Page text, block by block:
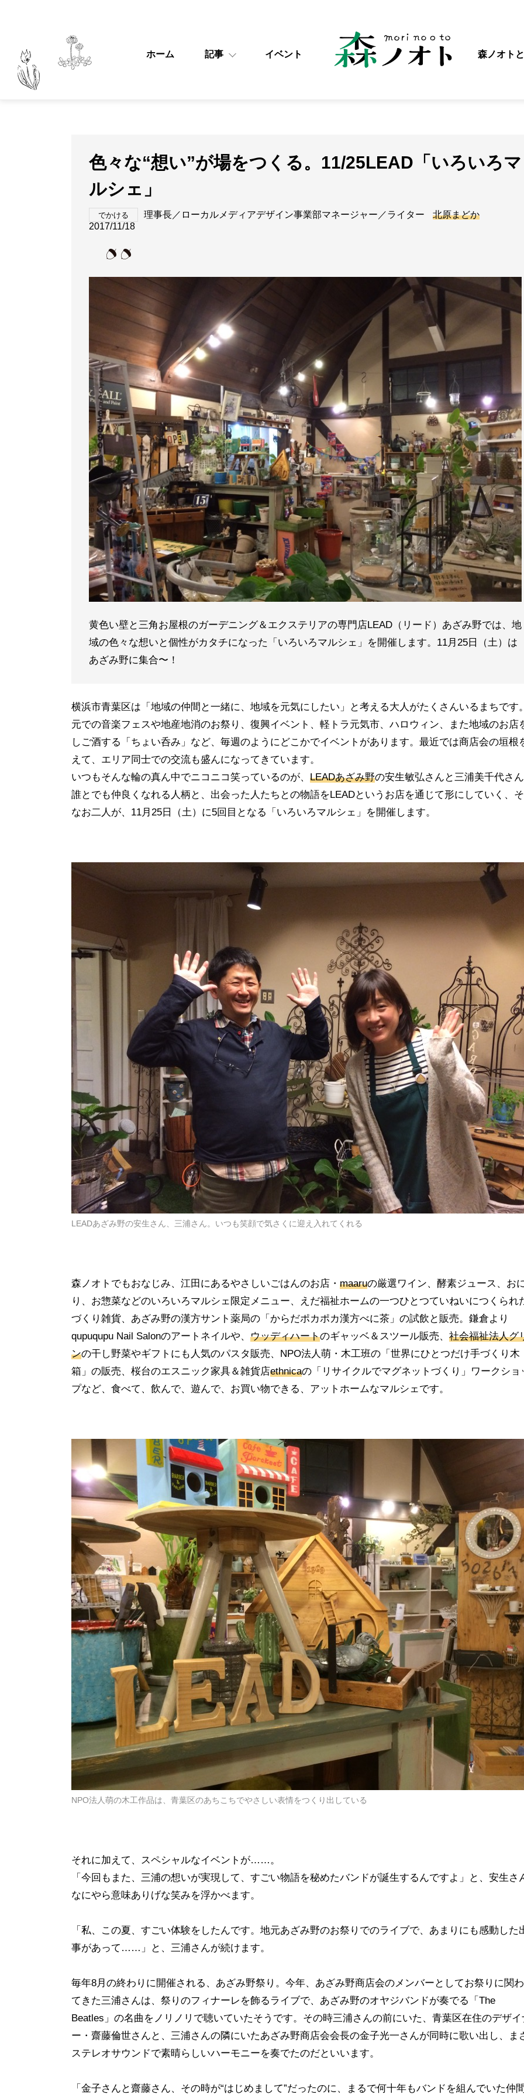
ホーム 記事 イベント 森ノオト
色々な“想い”が場をつくる。11/25LEAD「いろいろマ
ルシェ」
でかける 理事長／ローカルメディアデザイン事業部マネージャー／ライター
北原まどか
2017/11/18
黄色い壁と三角お屋根のガーデニング＆エクステリアの専門店LEAD（リード）あざみ野では、地
域の色々な想いと個性がカタチになった「いろいろマルシェ」を開催します。11月25日（土）は
あざみ野に集合〜！
横浜市青葉区は「地域の仲間と一緒に、地域を元気にしたい」と考える大人がたくさんいるまちです
元での音楽フェスや地産地消のお祭り、復興イベント、軽トラ元気市、ハロウィン、また地域のお店
しご酒する「ちょい呑み」など、毎週のようにどこかでイベントがあります。最近では商店会の垣根
えて、エリア同士での交流も盛んになってきています。
いつもそんな輪の真ん中でニコニコ笑っているのが、 LEADあざみ野の安生敏弘さんと三浦美千代さ
誰とでも仲良くなれる人柄と、出会った人たちとの物語をLEADというお店を通じて形にしていく、
なお二人が、11月25日（土）に5回目となる「いろいろマルシェ」を開催します。
LEADあざみ野の安生さん、三浦さん。いつも笑顔で気さくに迎え入れてくれる
森ノオトでもおなじみ、江田にあるやさしいごはんのお店・ maaruの厳選ワイン、酵素ジュース、お
り、お惣菜などのいろいろマルシェ限定メニュー、えだ福祉ホームの一つひとつていねいにつくられ
づくり雑貨、あざみ野の漢方サント薬局の「からだポカポカ漢方べに茶」の試飲と販売。鎌倉より
qupuqupu Nail Salonのアートネイルや、 ウッディハートのギャッベ＆スツール販売、 社会福祉法人グ
ンの干し野菜やギフトにも人気のパスタ販売、NPO法人萌・木工班の「世界にひとつだけ手づくり木
箱」の販売、桜台のエスニック家具＆雑貨店ethnicaの「リサイクルでマグネットづくり」ワークショ
プなど、食べて、飲んで、遊んで、お買い物できる、アットホームなマルシェです。
NPO法人萌の木工作品は、青葉区のあちこちでやさしい表情をつくり出している
それに加えて、スペシャルなイベントが……。
「今回もまた、三浦の想いが実現して、すごい物語を秘めたバンドが誕生するんですよ」と、安生さ
なにやら意味ありげな笑みを浮かべます。
「私、この夏、すごい体験をしたんです。地元あざみ野のお祭りでのライブで、あまりにも感動した
事があって……」と、三浦さんが続けます。
毎年8月の終わりに開催される、あざみ野祭り。今年、あざみ野商店会のメンバーとしてお祭りに関
てきた三浦さんは、祭りのフィナーレを飾るライブで、あざみ野のオヤジバンドが奏でる「The
Beatles」の名曲をノリノリで聴いていたそうです。その時三浦さんの前にいた、青葉区在住のデザイ
ー・齋藤倫世さんと、三浦さんの隣にいたあざみ野商店会会長の金子光一さんが同時に歌い出し、ま
ステレオサウンドで素晴らしいハーモニーを奏でたのだといいます。
「金子さんと齋藤さん、その時が“はじめまして”だったのに、まるで何十年もバンドを組んでいた仲